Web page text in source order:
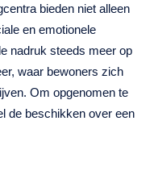
bieden niet alleen
en emotionele
nadruk steeds meer op
waar bewoners zich
Om opgenomen te
de beschikken over een